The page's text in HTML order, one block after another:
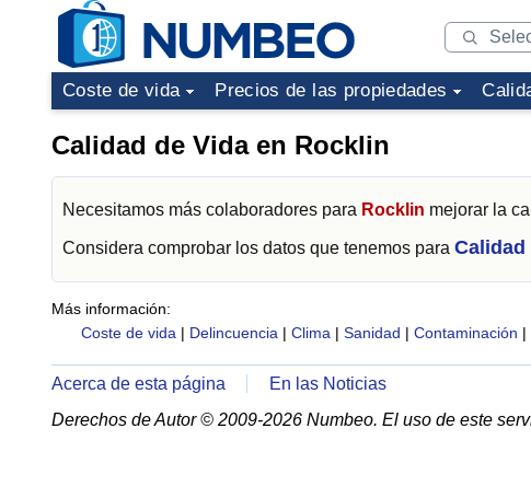
Coste de vida Precios de las propiedades
Calidad de Vida en Rocklin
Necesitamos más colaboradores para Rocklin mejorar la
Considera comprobar los datos que tenemos para Calidad
Más información:
Coste de vida | Delincuencia | Clima | Sanidad | Contaminación |
Acerca de esta página
En las Noticias
Derechos de Autor © 2009-2026 Numbeo. El uso de este